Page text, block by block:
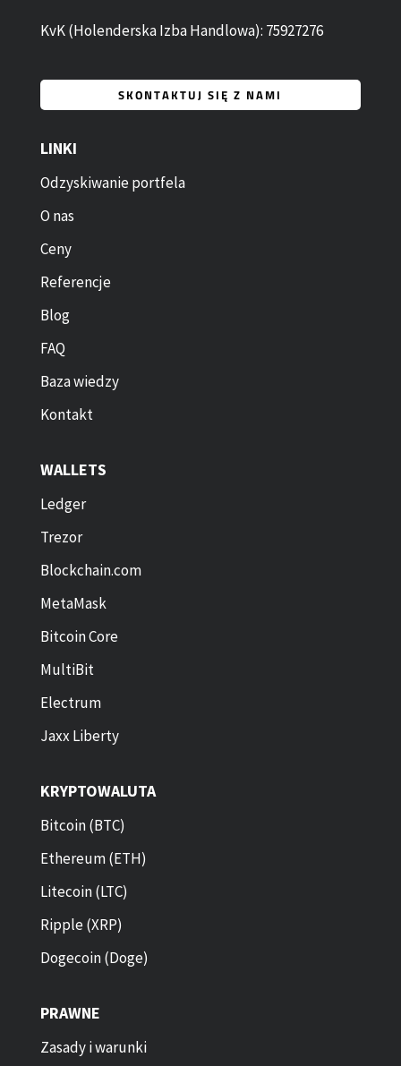
KvK (Holenderska Izba Handlowa): 75927276
SKONTAKTUJ SIĘ Z NAMI
LINKI
Odzyskiwanie portfela
O nas
Ceny
Referencje
Blog
FAQ
Baza wiedzy
Kontakt
WALLETS
Ledger
Trezor
Blockchain.com
MetaMask
Bitcoin Core
MultiBit
Electrum
Jaxx Liberty
KRYPTOWALUTA
Bitcoin (BTC)
Ethereum (ETH)
Litecoin (LTC)
Ripple (XRP)
Dogecoin (Doge)
PRAWNE
Zasady i warunki